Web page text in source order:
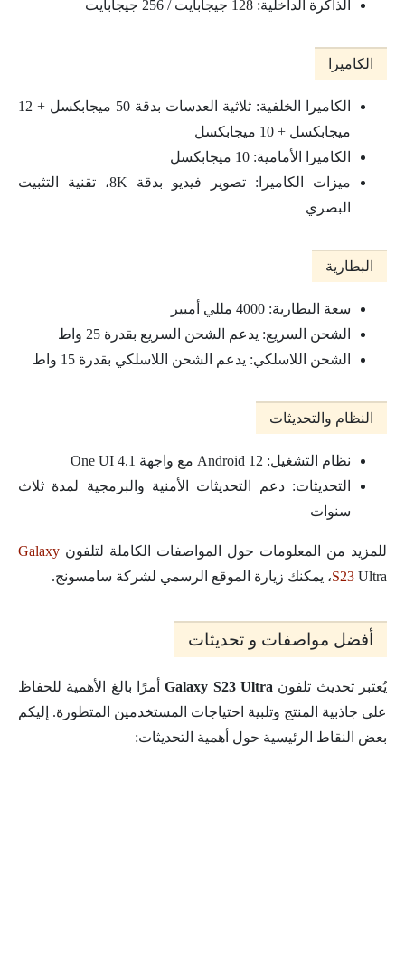
الذاكرة الداخلية: 128 جيجابايت / 256 جيجابايت
الكاميرا
الكاميرا الخلفية: ثلاثية العدسات بدقة 50 ميجابكسل + 12
ميجابكسل + 10 ميجابكسل
الكاميرا الأمامية: 10 ميجابكسل
ميزات الكاميرا: تصوير فيديو بدقة 8K، تقنية التثبيت
البصري
البطارية
سعة البطارية: 4000 مللي أمبير
الشحن السريع: يدعم الشحن السريع بقدرة 25 واط
الشحن اللاسلكي: يدعم الشحن اللاسلكي بقدرة 15 واط
النظام والتحديثات
نظام التشغيل: Android 12 مع واجهة One UI 4.1
التحديثات: دعم التحديثات الأمنية والبرمجية لمدة ثلاث
سنوات
للمزيد من المعلومات حول المواصفات الكاملة لتلفون Galaxy
S23 Ultra، يمكنك زيارة الموقع الرسمي لشركة سامسونج.
أفضل مواصفات و تحديثات
يُعتبر تحديث تلفون Galaxy S23 Ultra
أمرًا بالغ الأهمية للحفاظ
على جاذبية المنتج وتلبية احتياجات المستخدمين المتطورة. إليكم
بعض النقاط الرئيسية حول أهمية التحديثات: